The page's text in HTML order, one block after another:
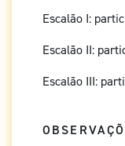
Escalão I:
Escalão II:
Escalão III: